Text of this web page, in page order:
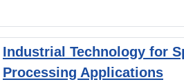
Industrial Technology for
Processing Applications